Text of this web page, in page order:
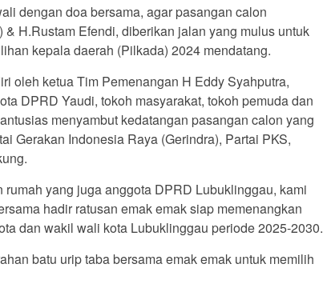
dengan doa bersama, agar pasangan calon
H.Rustam Efendi, diberikan jalan yang mulus untuk
kepala daerah (Pilkada) 2024 mendatang.
oleh ketua Tim Pemenangan H Eddy Syahputra,
DPRD Yaudi, tokoh masyarakat, tokoh pemuda dan
menyambut kedatangan pasangan calon yang
Gerakan Indonesia Raya (Gerindra), Partai PKS,
yang juga anggota DPRD Lubuklinggau, kami
hadir ratusan emak emak siap memenangkan
dan wakil wali kota Lubuklinggau periode 2025-2030.
batu urip taba bersama emak emak untuk memilih